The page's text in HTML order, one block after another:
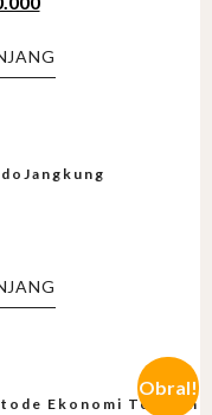
Obral!
Ekonomi Terapan